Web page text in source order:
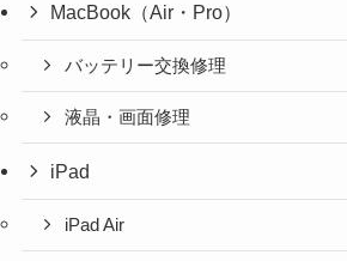
MacBook（Air・Pro）
バッテリー交換修理
液晶・画面修理
iPad
iPad Air